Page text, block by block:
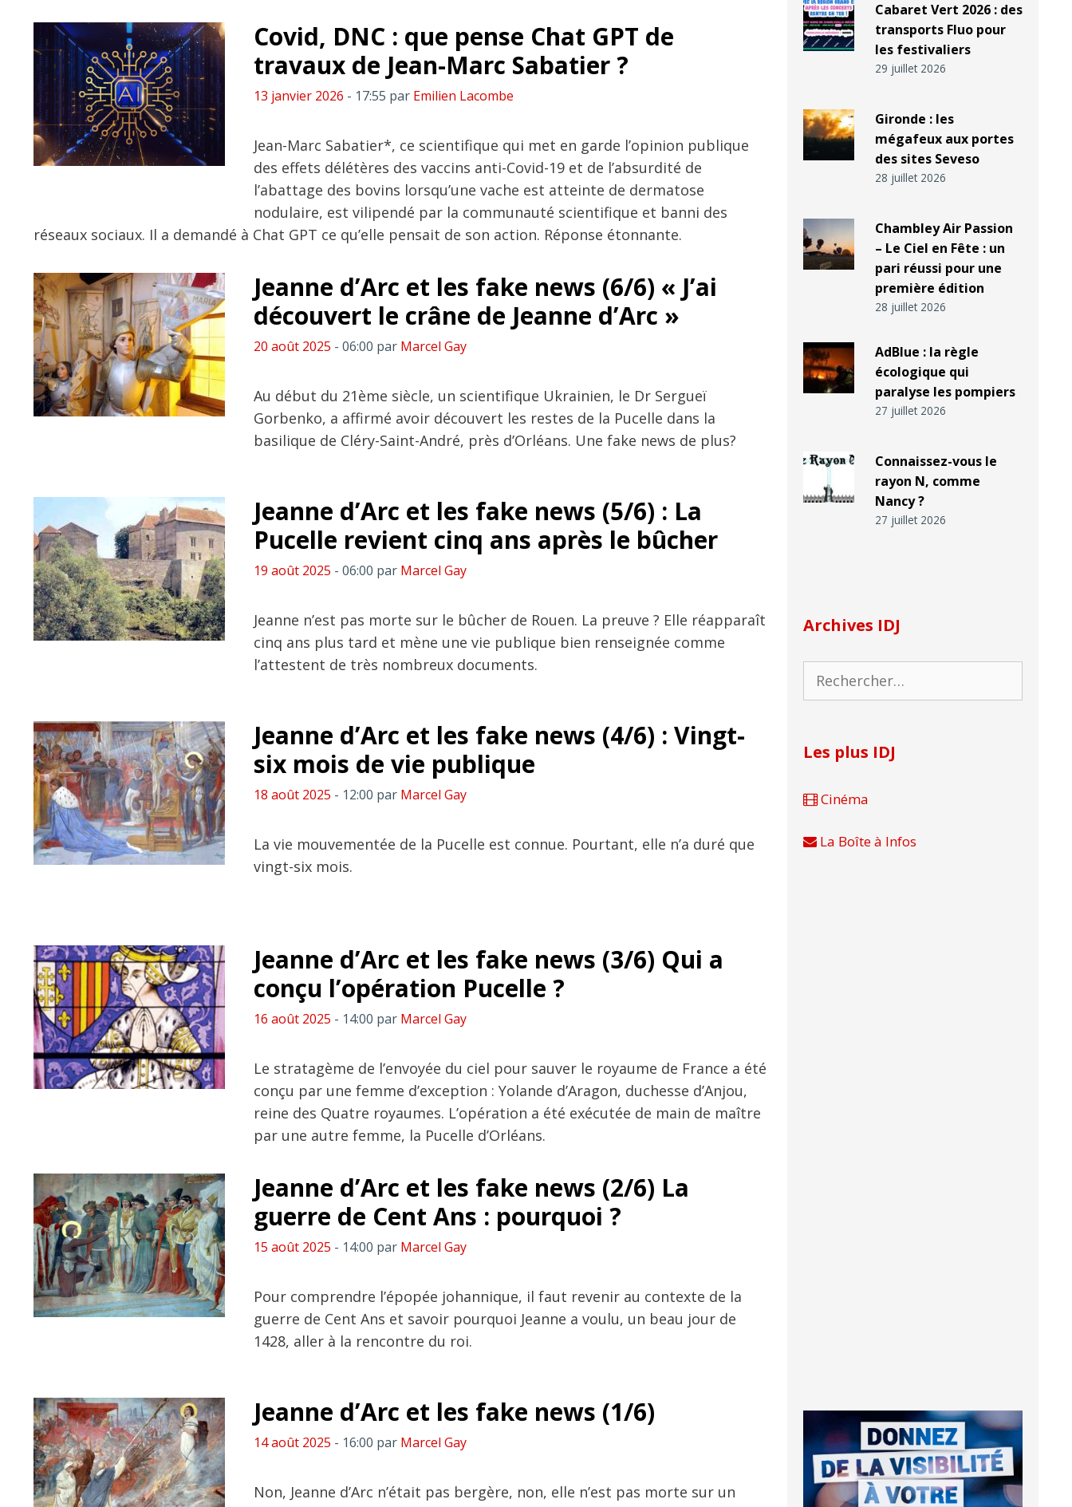
Covid, DNC : que pense Chat GPT de
travaux de Jean-Marc Sabatier ?
13 janvier 2026 - 17:55 par Emilien Lacombe
Jean-Marc Sabatier*, ce scientifique qui met en garde l’opinion publique
des effets délétères des vaccins anti-Covid-19 et de l’absurdité de
l’abattage des bovins lorsqu’une vache est atteinte de dermatose
nodulaire, est vilipendé par la communauté scientifique et banni des
réseaux sociaux. Il a demandé à Chat GPT ce qu’elle pensait de son action. Réponse étonnante.
Jeanne d’Arc et les fake news (6/6) « J’ai
découvert le crâne de Jeanne d’Arc »
20 août 2025 - 06:00 par Marcel Gay
Au début du 21ème siècle, un scientifique Ukrainien, le Dr Sergueï
Gorbenko, a affirmé avoir découvert les restes de la Pucelle dans la
basilique de Cléry-Saint-André, près d’Orléans. Une fake news de plus?
Jeanne d’Arc et les fake news (5/6) : La
Pucelle revient cinq ans après le bûcher
19 août 2025 - 06:00 par Marcel Gay
Jeanne n’est pas morte sur le bûcher de Rouen. La preuve ? Elle réapparaît
cinq ans plus tard et mène une vie publique bien renseignée comme
l’attestent de très nombreux documents.
Jeanne d’Arc et les fake news (4/6) : Vingt-
six mois de vie publique
18 août 2025 - 12:00 par Marcel Gay
La vie mouvementée de la Pucelle est connue. Pourtant, elle n’a duré que
vingt-six mois.
Jeanne d’Arc et les fake news (3/6) Qui a
conçu l’opération Pucelle ?
16 août 2025 - 14:00 par Marcel Gay
Le stratagème de l’envoyée du ciel pour sauver le royaume de France a été
conçu par une femme d’exception : Yolande d’Aragon, duchesse d’Anjou,
reine des Quatre royaumes. L’opération a été exécutée de main de maître
par une autre femme, la Pucelle d’Orléans.
Jeanne d’Arc et les fake news (2/6) La
guerre de Cent Ans : pourquoi ?
15 août 2025 - 14:00 par Marcel Gay
Pour comprendre l’épopée johannique, il faut revenir au contexte de la
guerre de Cent Ans et savoir pourquoi Jeanne a voulu, un beau jour de
1428, aller à la rencontre du roi.
Jeanne d’Arc et les fake news (1/6)
14 août 2025 - 16:00 par Marcel Gay
Non, Jeanne d’Arc n’était pas bergère, non, elle n’est pas morte sur un
Cabaret Vert 2026 : des
transports Fluo pour
les festivaliers
29 juillet 2026
Gironde : les
mégafeux aux portes
des sites Seveso
28 juillet 2026
Chambley Air Passion
– Le Ciel en Fête : un
pari réussi pour une
première édition
28 juillet 2026
AdBlue : la règle
écologique qui
paralyse les pompiers
27 juillet 2026
Connaissez-vous le
rayon N, comme
Nancy ?
27 juillet 2026
Archives IDJ
Rechercher :
Les plus IDJ
Cinéma
La Boîte à Infos